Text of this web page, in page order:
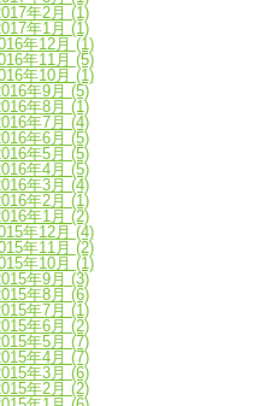
年2月 (1)
年1月 (1)
年12月 (1)
年11月 (5)
年10月 (1)
年9月 (5)
年8月 (1)
年7月 (4)
年6月 (5)
年5月 (5)
年4月 (5)
年3月 (4)
年2月 (1)
年1月 (2)
年12月 (4)
年11月 (2)
年10月 (1)
年9月 (3)
年8月 (6)
年7月 (1)
年6月 (2)
年5月 (7)
年4月 (7)
年3月 (6)
年2月 (2)